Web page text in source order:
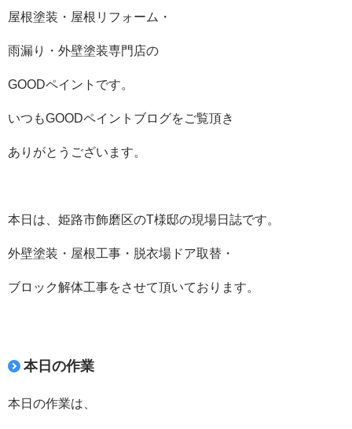
屋根塗装・屋根リフォーム・
雨漏り・外壁塗装専門店の
GOODペイントです。
いつもGOODペイントブログをご覧頂き
ありがとうございます。
本日は、姫路市飾磨区のT様邸の現場日誌です。
外壁塗装・屋根工事・脱衣場ドア取替・
ブロック解体工事をさせて頂いております。
本日の作業
本日の作業は、